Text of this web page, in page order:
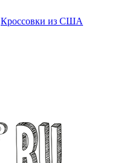
Кроссовки из США